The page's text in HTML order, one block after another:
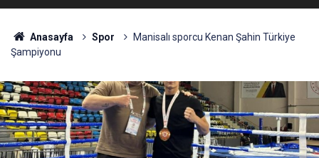
Anasayfa Spor
Manisalı sporcu Kenan Şahin Türkiye
Şampiyonu